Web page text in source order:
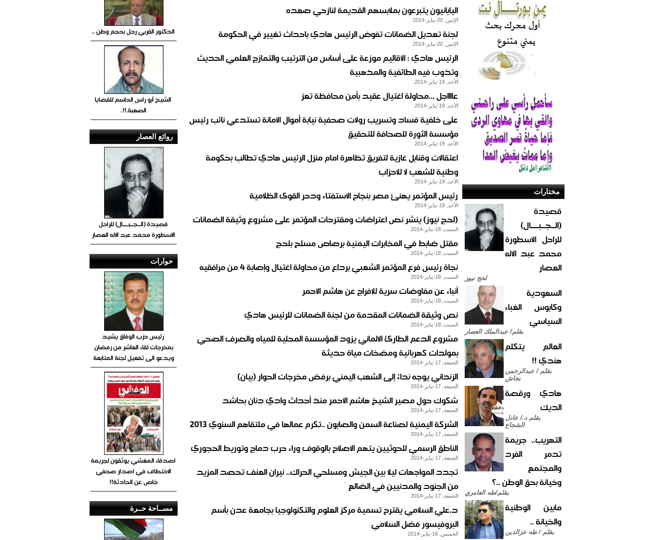
مختارات
قصيدة
(الــجــبــــال)
للراحل الأسطورة
محمد عبد الاله
العصار
لحج نيوز
السعودية
وكابوس الغباء
السياسي
بقلم/ عبدالملك العصار
العالم يتكلم
هندي !!
بقلم / عبدالرحمن
بجاش
هادي ورقصة
الديك
بقلم د./ عادل
الشجاع
التهريب.. جريمة
تدمر الفرد
والمجتمع
وخيانة بحق الوطن ..؟
بقلم/طه العامري
مابين الوطنية
والخيانة ..
بقلم / طه عزالدين
اليابانيون يتبرعون بملابسهم القديمة لنازحي صعده
الإثنين, 20-يناير-2014
لجنة تعديل الضمانات تفوض الرئيس هادي باحداث تغيير في الحكومة
الإثنين, 20-يناير-2014
الرئيس هادي : الأقاليم موزعة على أساس من الترتيب والتمازج العلمي الحديث
وتذوب فيه الطائفية والمذهبية
الأحد, 19-يناير-2014
عااااجل ...محاولة اغتيال عقيد بأمن محافظة تعز
الأحد, 19-يناير-2014
على خلفية فساد وتسريب رولات صحفية نيابة أموال الأمانة تستدعي نائب رئيس
مؤسسة الثورة للصحافة للتحقيق
الأحد, 19-يناير-2014
اعتقالات وقنابل غازية لتفريق تظاهرة امام منزل الرئيس هادي تطالب بحكومة
وطنية للشعب لا للاحزاب
الأحد, 19-يناير-2014
رئيس المؤتمر يهنئ مصر بنجاح الاستفتاء ودحر القوى الظلامية
الأحد, 19-يناير-2014
(لحج نيوز) ينشر نص اعتراضات ومقترحات المؤتمر على مشروع وثيقة الضمانات
السبت, 18-يناير-2014
مقتل ضابط في المخابرات اليمنية برصاص مسلح بلحج
السبت, 18-يناير-2014
نجاة رئيس فرع المؤتمر الشعبي برداع من محاولة اغتيال وإصابة 4 من مرافقيه
السبت, 18-يناير-2014
أنباء عن مفاوضات سرية للإفراج عن هاشم الأحمر
السبت, 18-يناير-2014
نص وثيقة الضمانات المقدمة من لجنة الضمانات للرئيس هادي
السبت, 18-يناير-2014
مشروع الدعم الطارئ الالماني يزود المؤسسة المحلية للمياه والصرف الصحي
بمولدات كهربائية ومضخات مياة حديثة
الجمعة, 17-يناير-2014
الزنداني يوجه نداءً إلى الشعب اليمني برفض مخرجات الحوار (بيان)‏
الجمعة, 17-يناير-2014
شكوك حول مصير الشيخ هاشم الأحمر منذ أحداث وادي دنان بحاشد
الجمعة, 17-يناير-2014
الشركة اليمنية لصناعة السمن والصابون ..تكرم عمالها في ملتقاهم السنوي 2013
الجمعة, 17-يناير-2014
الناطق الرسمي للحوثيين يتهم الاصلاح بالوقوف وراء حرب دماج وتوريط الحجوري
الجمعة, 17-يناير-2014
تجدد المواجهات ليلا بين الجيش ومسلحي الحراك.. نيران العنف تحصد المزيد
من الجنود والمدنيين في الضالع
الجمعة, 17-يناير-2014
د.علي السلامي يقترح تسمية مركز العلوم والتكنولوجيا بجامعة عدن بأسم
البروفيسور فضل السلامي
الخميس, 16-يناير-2014
الدكتور القربي رجل بحجم وطن ..
الشيخ أبو راس الحاسم للقضايا
الصعبة.!!.
روائع العصار
قصيدة (الــجــبــــال) للراحل
الأسطورة محمد عبد الاله العصار
حوارات
رئيس حزب الوفاق يشيد
بمخرجات لقاء العاشر من رمضان
ويدعو الى تفعيل لجنة المتابعة
اصدقاء المغشي يوثقون لجريمة
الاختطاف في اصدار صحفي
خاص عن الحادثة!!
مســاحة حــرة